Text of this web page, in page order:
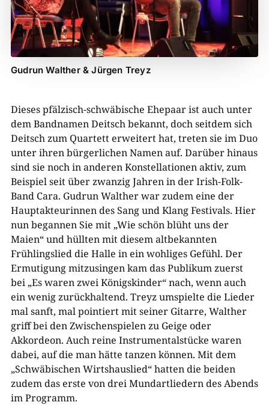
Gudrun Walther & Jürgen Treyz
Dieses pfälzisch-schwäbische Ehepaar ist auch unter
dem Bandnamen Deitsch bekannt, doch seitdem sich
Deitsch zum Quartett erweitert hat, treten sie im Duo
unter ihren bürgerlichen Namen auf. Darüber hinaus
sind sie noch in anderen Konstellationen aktiv, zum
Beispiel seit über zwanzig Jahren in der Irish-Folk-
Band Cara. Gudrun Walther war zudem eine der
Hauptakteurinnen des Sang und Klang Festivals. Hier
nun begannen Sie mit „Wie schön blüht uns der
Maien“ und hüllten mit diesem altbekannten
Frühlingslied die Halle in ein wohliges Gefühl. Der
Ermutigung mitzusingen kam das Publikum zuerst
bei „Es waren zwei Königskinder“ nach, wenn auch
ein wenig zurückhaltend. Treyz umspielte die Lieder
mal sanft, mal pointiert mit seiner Gitarre, Walther
griff bei den Zwischenspielen zu Geige oder
Akkordeon. Auch reine Instrumentalstücke waren
dabei, auf die man hätte tanzen können. Mit dem
„Schwäbischen Wirtshauslied“ hatten die beiden
zudem das erste von drei Mundartliedern des Abends
im Programm.